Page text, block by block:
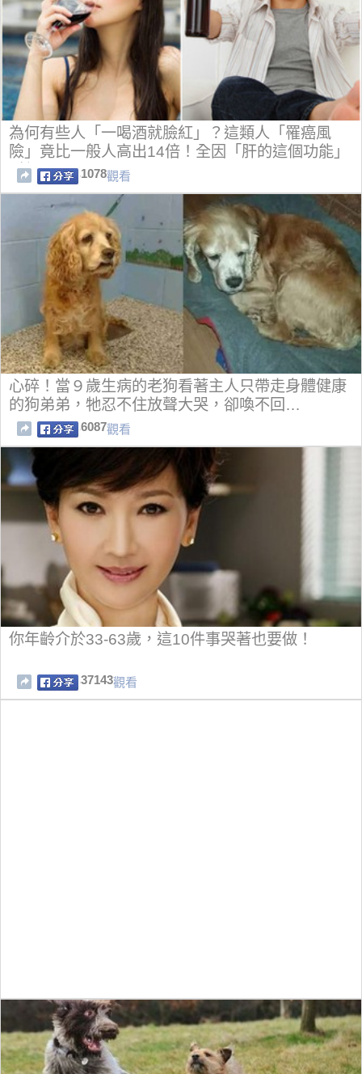
為何有些人「一喝酒就臉紅」？這類人「罹癌風
險」竟比一般人高出14倍！全因「肝的這個功能」
引起！
1078觀看
心碎！當９歲生病的老狗看著主人只帶走身體健康
的狗弟弟，牠忍不住放聲大哭，卻喚不回…
6087觀看
你年齡介於33-63歲，這10件事哭著也要做！
37143觀看